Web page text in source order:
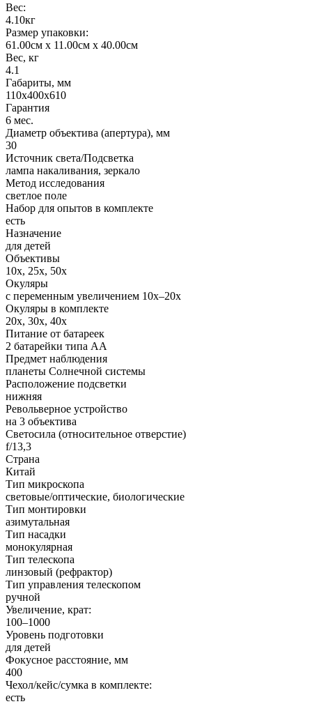
Вес:
4.10кг
Размер упаковки:
61.00см x 11.00см x 40.00см
Вес, кг
4.1
Габариты, мм
110х400х610
Гарантия
6 мес.
Диаметр объектива (апертура), мм
30
Источник света/Подсветка
лампа накаливания, зеркало
Метод исследования
светлое поле
Набор для опытов в комплекте
есть
Назначение
для детей
Объективы
10х, 25х, 50х
Окуляры
с переменным увеличением 10х–20х
Окуляры в комплекте
20х, 30х, 40х
Питание от батареек
2 батарейки типа АА
Предмет наблюдения
планеты Солнечной системы
Расположение подсветки
нижняя
Револьверное устройство
на 3 объектива
Светосила (относительное отверстие)
f/13,3
Страна
Китай
Тип микроскопа
световые/оптические, биологические
Тип монтировки
азимутальная
Тип насадки
монокулярная
Тип телескопа
линзовый (рефрактор)
Тип управления телескопом
ручной
Увеличение, крат:
100–1000
Уровень подготовки
для детей
Фокусное расстояние, мм
400
Чехол/кейс/сумка в комплекте:
есть